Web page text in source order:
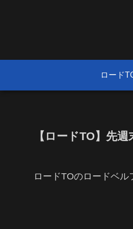
ロード
【ロードTO】先
ロードTOのロードベル